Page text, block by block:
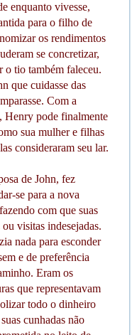
enquanto vivesse,
para o filho de
os rendimentos
se concretizar,
o tio também faleceu.
que cuidasse das
Com a
Henry pode finalmente
sua mulher e filhas
consideraram seu lar.
de John, fez
se para a nova
com que suas
visitas indesejadas.
nada para esconder
e de preferência
Eram os
que representavam
todo o dinheiro
cunhadas não